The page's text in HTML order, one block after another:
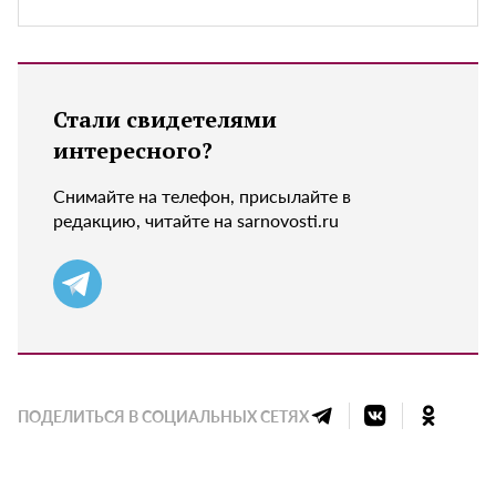
Стали свидетелями
интересного?
Снимайте на телефон, присылайте в
редакцию, читайте на sarnovosti.ru
ПОДЕЛИТЬСЯ В СОЦИАЛЬНЫХ СЕТЯХ